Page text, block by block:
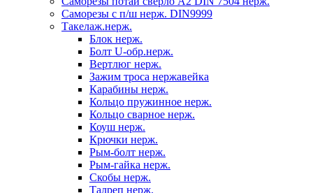
Саморезы с п/ш нерж. DIN9999
Такелаж.нерж.
Блок нерж.
Болт U-обр.нерж.
Вертлюг нерж.
Зажим троса нержавейка
Карабины нерж.
Кольцо пружинное нерж.
Кольцо сварное нерж.
Коуш нерж.
Крючки нерж.
Рым-болт нерж.
Рым-гайка нерж.
Скобы нерж.
Талреп нерж.